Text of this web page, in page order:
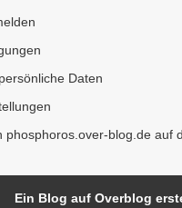
Daten
phosphoros.over-blog.de auf
Ein Blog auf Overblog